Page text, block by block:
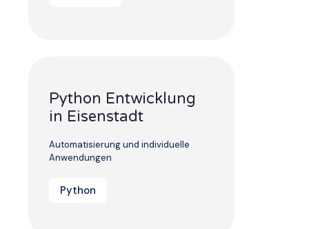
Python Entwicklung
in Eisenstadt
Automatisierung und individuelle
Anwendungen
Python